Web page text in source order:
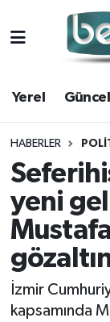
Yerel Güncel
HABERLER
yeni
İzmir
kapsamında
Yerel
Güncel
Politika
Spor
Ekonomi
Sağlık
Magazin
Hava
Trafik
Süper Lig
Tüm
Son
Haber